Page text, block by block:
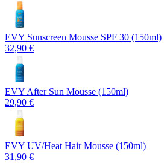
EVY Sunscreen Mousse SPF 30 (150ml)
32,90 €
EVY After Sun Mousse (150ml)
29,90 €
EVY UV/Heat Hair Mousse (150ml)
31,90 €